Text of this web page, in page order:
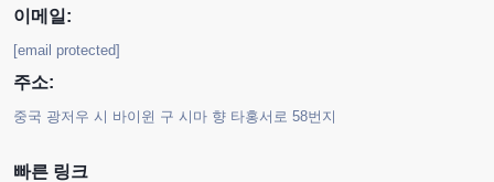
이메일:
[email protected]
주소:
중국 광저우 시 바이윈 구 시마 향 타홍서로 58번지
빠른 링크